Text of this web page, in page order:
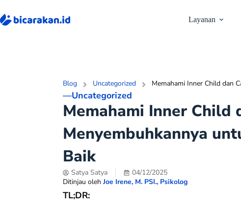
Layanan
Blog Uncategorized Memahami Inner Child dan
—Uncategorized
Memahami Inner Child
Menyembuhkannya
Baik
Satya Satya
04/12/2025
Ditinjau oleh Joe Irene, M. PSI., Psikolog
TL;DR: